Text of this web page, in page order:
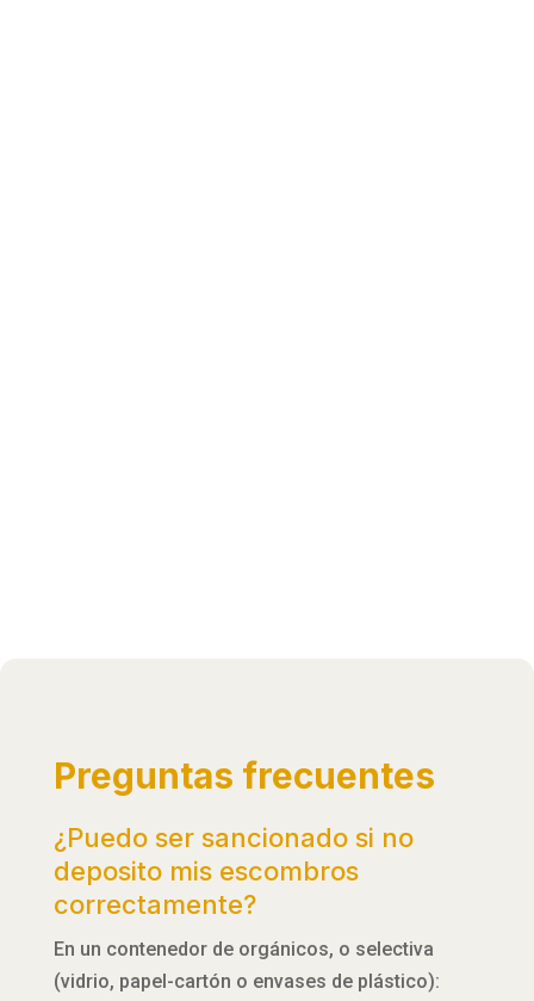
Preguntas frecuentes
¿Puedo ser sancionado si no
deposito mis escombros
correctamente?
En un contenedor de orgánicos, o selectiva
(vidrio, papel-cartón o envases de plástico):